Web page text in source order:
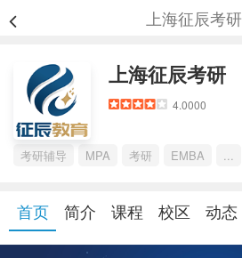
上海征辰考研
上海征辰考研
4.0000
考研辅导 MPA 考研 EMBA ...
首页 简介 课程 校区 动态